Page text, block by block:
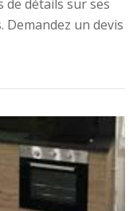
détails sur ses
un devis